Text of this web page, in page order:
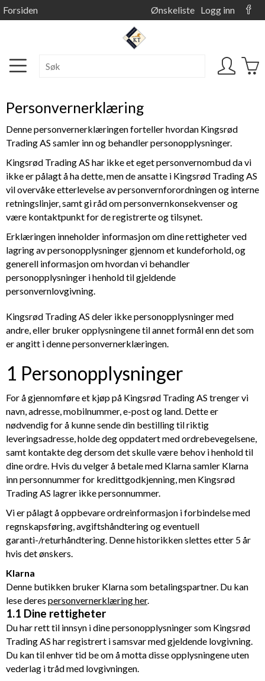
Forsiden Ønskeliste Logg inn
Personvernerklæring
Denne personvernerklæringen forteller hvordan Kingsrød
Trading AS samler inn og behandler personopplysninger.
Kingsrød Trading AS har ikke et eget personvernombud da vi
ikke er pålagt å ha dette, men de ansatte i Kingsrød Trading AS
vil overvåke etterlevelse av personvernforordningen og interne
retningslinjer, samt gi råd om personvernkonsekvenser og
være kontaktpunkt for de registrerte og tilsynet.
Erklæringen inneholder informasjon om dine rettigheter ved
lagring av personopplysninger gjennom et kundeforhold, og
generell informasjon om hvordan vi behandler
personopplysninger i henhold til gjeldende
personvernlovgivning.
Kingsrød Trading AS deler ikke personopplysninger med
andre, eller bruker opplysningene til annet formål enn det som
er angitt i denne personvernerklæringen.
1 Personopplysninger
For å gjennomføre et kjøp på Kingsrød Trading AS trenger vi
navn, adresse, mobilnummer, e-post og land. Dette er
nødvendig for å kunne sende din bestilling til riktig
leveringsadresse, holde deg oppdatert med ordrebevegelsene,
samt kontakte deg dersom det skulle være behov i henhold til
dine ordre. Hvis du velger å betale med Klarna samler Klarna
inn personnummer for kredittgodkjenning, men Kingsrød
Trading AS lagrer ikke personnummer.
Vi er pålagt å oppbevare ordreinformasjon i forbindelse med
regnskapsføring, avgiftshåndtering og eventuell
garanti-/returhåndtering. Denne historikken slettes etter 5 år
hvis det ønskers.
Klarna
Denne butikken bruker Klarna som betalingspartner. Du kan
lese deres personvernerklæring her.
1.1 Dine rettigheter
Du har rett til innsyn i dine personopplysninger som Kingsrød
Trading AS har registrert i samsvar med gjeldende lovgivning.
Du kan til enhver tid be om å motta disse opplysningene uten
vederlag i tråd med lovgivningen.